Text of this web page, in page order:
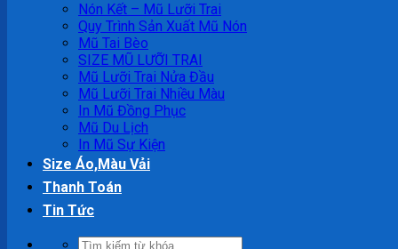
Nón Kết – Mũ Lưỡi Trai
Quy Trình Sản Xuất Mũ Nón
Mũ Tai Bèo
SIZE MŨ LƯỠI TRAI
Mũ Lưỡi Trai Nửa Đầu
Mũ Lưỡi Trai Nhiều Màu
In Mũ Đồng Phục
Mũ Du Lịch
In Mũ Sự Kiện
Size Áo,Màu Vải
Thanh Toán
Tin Tức
Tìm